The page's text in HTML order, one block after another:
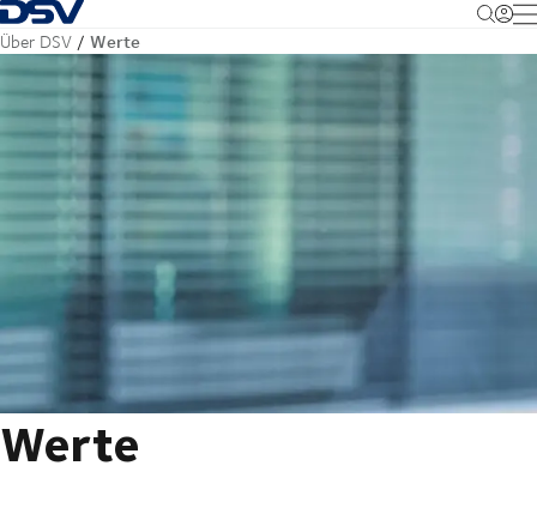
Zurück zur Startseite
Über DSV Werte
Werte